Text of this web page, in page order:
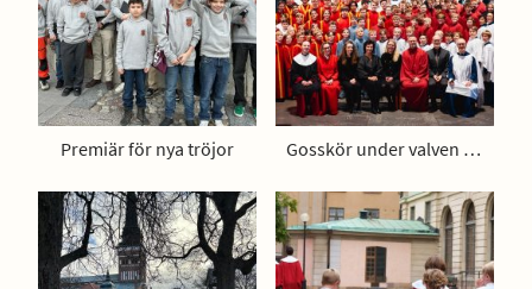
Premiär för nya tröjor Gosskör under valven 2025, Västerås domkyrka